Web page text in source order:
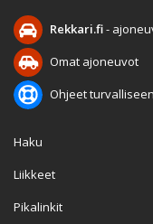
Rekkari.fi-
Omat ajoneuvot
Ohjeet
Haku
Liikkeet
Pikalinkit